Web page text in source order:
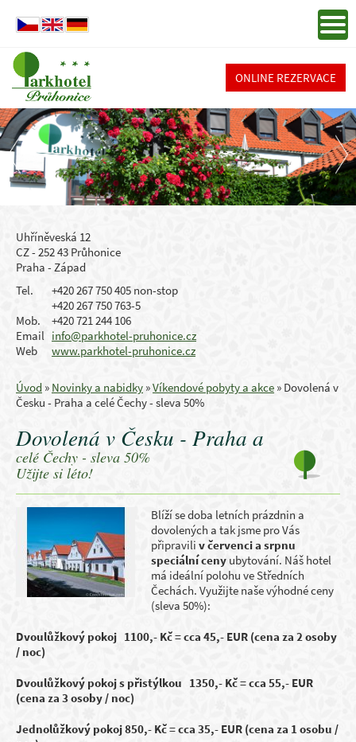
ONLINE REZERVACE
Uhříněveská 12
CZ - 252 43 Průhonice
Praha - Západ
Tel.
+420 267 750 405 non-stop
+420 267 750 763-5
Mob.
+420 721 244 106
Email info@parkhotel-pruhonice.cz
Web
www.parkhotel-pruhonice.cz
Úvod » Novinky a nabidky »Víkendové pobyty a akce » Dovolená v
Česku - Praha a celé Čechy - sleva 50%
Dovolená v Česku - Praha a
celé Čechy - sleva 50%
Užijte si léto!
Blíží se doba letních prázdnin a
dovolených a tak jsme pro Vás
připravili v červenci a srpnu
speciální ceny ubytování. Náš hotel
má ideální polohu ve Středních
Čechách. Využijte naše výhodné ceny
(sleva 50%):
Dvoulůžkový pokoj 1100,- Kč = cca 45,- EUR (cena za 2 osoby
/ noc)
Dvoulůžkový pokoj s přistýlkou 1350,- Kč = cca 55,- EUR
(cena za 3 osoby / noc)
Jednolůžkový pokoj 850,- Kč = cca 35,- EUR (cena za 1 osobu /